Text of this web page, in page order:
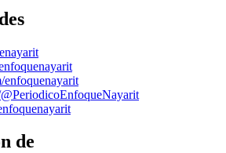
enfoquenayarit
de